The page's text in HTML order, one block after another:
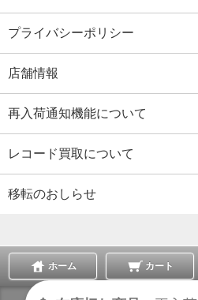
プライバシーポリシー
店舗情報
再入荷通知機能について
レコード買取について
移転のおしらせ
ホーム カート